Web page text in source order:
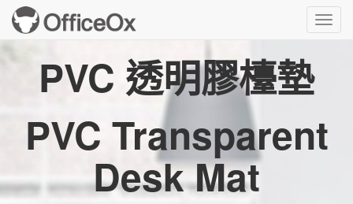
PVC 透明膠檯墊
PVC Transparent
Desk Mat